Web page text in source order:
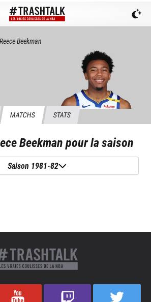
ReeceBeekman
MATCHS STATS
Beekmanpour la saison
Saison 1981-82